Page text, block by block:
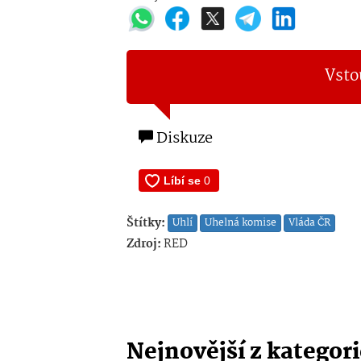
Diskuze
Štítky: Uhlí Uhelná komise Vláda ČR
Zdroj:RED
Nejnovější z